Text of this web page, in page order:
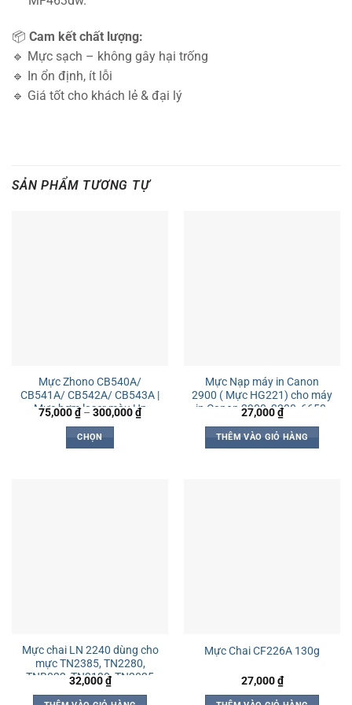
📦 Cam kết chất lượng:
🔹 Mực sạch – không gây hại trống
🔹 In ổn định, ít lỗi
🔹 Giá tốt cho khách lẻ & đại lý
SẢN PHẨM TƯƠNG TỰ
Mực Zhono CB540A/
CB541A/ CB542A/ CB543A |
Mực bơm laser màu Hp
CP1215/ 1515/ 1518/ 2025/
M251nw trọng lượng 45g
75,000₫ – 300,000₫Khoảng
giá:
CHỌN
được
chọn
trên
Mực Nạp máy in Canon
2900 ( Mực HG221) cho máy
in Canon 2900, 3300, 6650,
… Hp 1020, P2035, Pro 400,
P1320
27,000₫
THÊM VÀO GIỎ HÀNG
Mực chai LN 2240 dùng cho
mực TN2385, TN2280,
TNB022, TN2130, TN2025
32,000₫
Mực Chai CF226A 130g
27,000₫